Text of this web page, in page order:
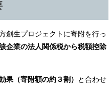
創生プロジェクトに寄附を行っ
企業の法人関係税から税額控除
果（寄附額の約３割）
と合わせ